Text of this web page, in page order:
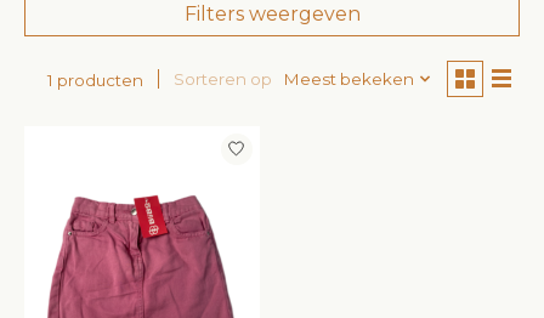
Filters weergeven
1 producten Sorteren op Meest bekeken